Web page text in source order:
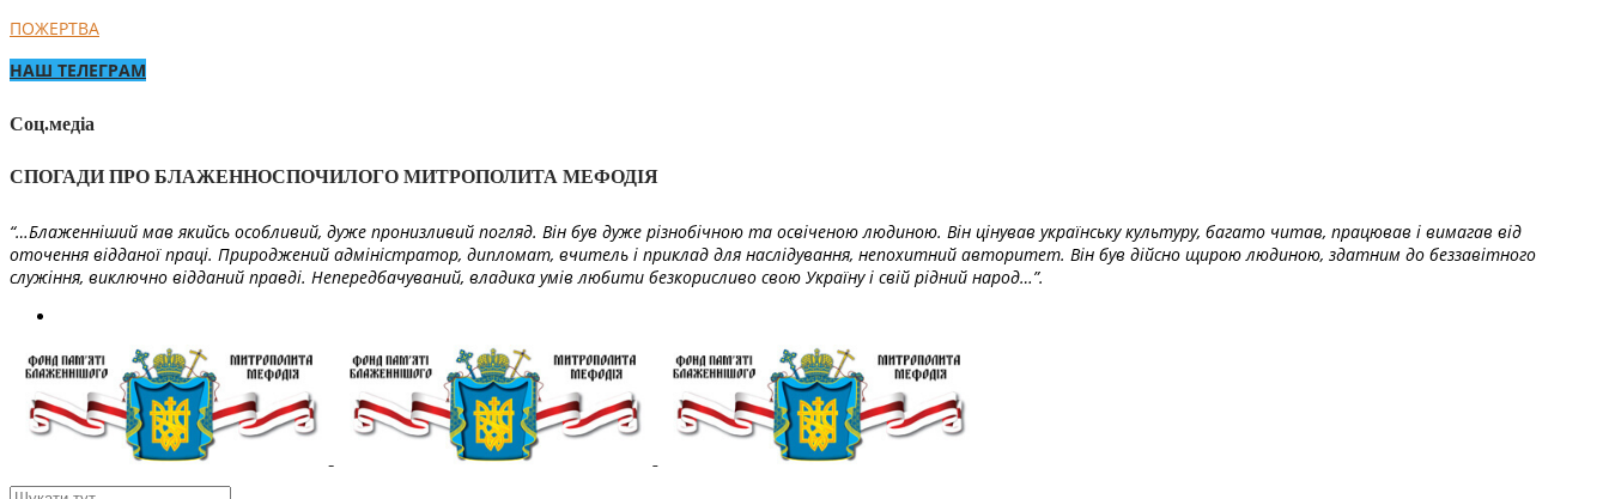
ПОЖЕРТВА
НАШ ТЕЛЕГРАМ
Соц.медіа
СПОГАДИ ПРО БЛАЖЕННОСПОЧИЛОГО МИТРОПОЛИТА МЕФОДІЯ
“…Блаженніший мав якийсь особливий, дуже пронизливий погляд. Він був дуже різнобічною та освіченою людиною. Він цінував українську культуру, багато читав, працював і вимагав від
оточення відданої праці. Природжений адміністратор, дипломат, вчитель і приклад для наслідування, непохитний авторитет. Він був дійсно щирою людиною, здатним до беззавітного
служіння, виключно відданий правді. Непередбачуваний, владика умів любити безкорисливо свою Україну і свій рідний народ…”.